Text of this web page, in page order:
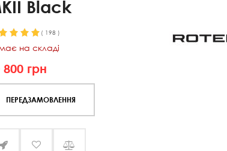
Black
( 198 )
на складі
800 грн
ПЕРЕДЗАМОВЛЕННЯ